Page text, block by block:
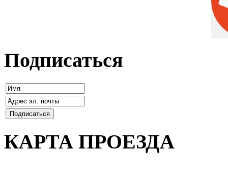
Подписаться
КАРТА ПРОЕЗДА